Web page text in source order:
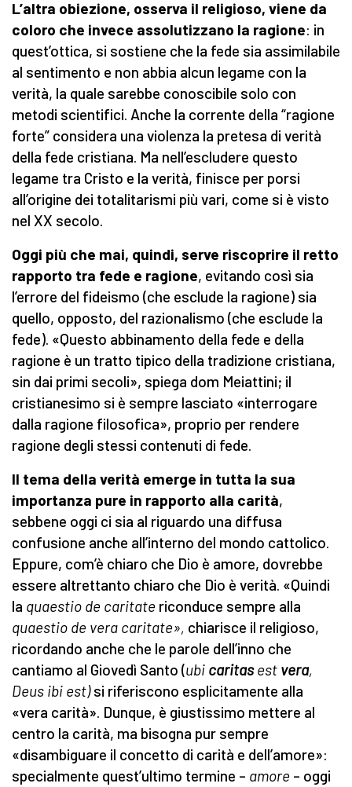
L’altra obiezione, osserva il religioso, viene da
coloro che invece assolutizzano la ragione: in
quest’ottica, si sostiene che la fede sia assimilabile
al sentimento e non abbia alcun legame con la
verità, la quale sarebbe conoscibile solo con
metodi scientifici. Anche la corrente della “ragione
forte” considera una violenza la pretesa di verità
della fede cristiana. Ma nell’escludere questo
legame tra Cristo e la verità, finisce per porsi
all’origine dei totalitarismi più vari, come si è visto
nel XX secolo.
Oggi più che mai, quindi, serve riscoprire il retto
rapporto tra fede e ragione, evitando così sia
l’errore del fideismo (che esclude la ragione) sia
quello, opposto, del razionalismo (che esclude la
fede). «Questo abbinamento della fede e della
ragione è un tratto tipico della tradizione cristiana,
sin dai primi secoli», spiega dom Meiattini; il
cristianesimo si è sempre lasciato «interrogare
dalla ragione filosofica», proprio per rendere
ragione degli stessi contenuti di fede.
Il tema della verità emerge in tutta la sua
importanza pure in rapporto alla carità,
sebbene oggi ci sia al riguardo una diffusa
confusione anche all’interno del mondo cattolico.
Eppure, com’è chiaro che Dio è amore, dovrebbe
essere altrettanto chiaro che Dio è verità. «Quindi
la quaestio de caritate riconduce sempre alla
quaestio de vera caritate», chiarisce il religioso,
ricordando anche che le parole dell’inno che
cantiamo al Giovedì Santo (ubi caritasest vera,
Deus ibi est)si riferiscono esplicitamente alla
«vera carità». Dunque, è giustissimo mettere al
centro la carità, ma bisogna pur sempre
«disambiguare il concetto di carità e dell’amore»:
specialmente quest’ultimo termine – amore – oggi